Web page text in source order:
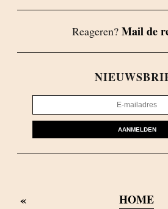
Reageren? Mail de
AANMELDEN
« HOME